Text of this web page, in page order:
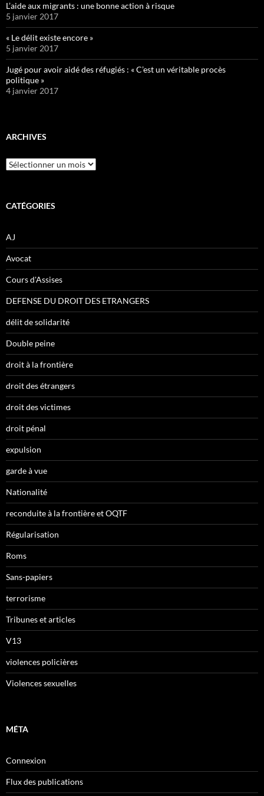
L’aide aux migrants : une bonne action à risque
5 janvier 2017
« Le délit existe encore »
5 janvier 2017
Jugé pour avoir aidé des réfugiés : « C’est un véritable procès
politique »
4 janvier 2017
ARCHIVES
Archives
CATÉGORIES
AJ
Avocat
Cours d'Assises
DEFENSE DU DROIT DES ETRANGERS
délit de solidarité
Double peine
droit à la frontière
droit des étrangers
droit des victimes
droit pénal
expulsion
garde à vue
Nationalité
reconduite à la frontière et OQTF
Régularisation
Roms
Sans-papiers
terrorisme
Tribunes et articles
V13
violences policières
Violences sexuelles
MÉTA
Connexion
Flux des publications